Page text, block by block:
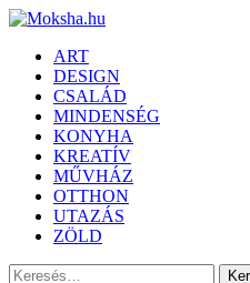
ART
DESIGN
CSALÁD
MINDENSÉG
KONYHA
KREATÍV
MŰVHÁZ
OTTHON
UTAZÁS
ZÖLD
Keresés: